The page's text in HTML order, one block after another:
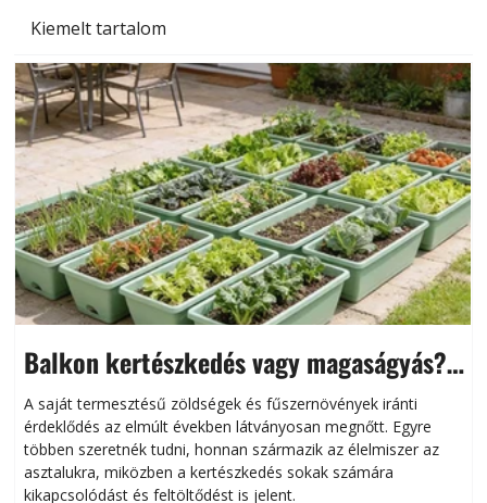
Kiemelt tartalom
Balkon kertészkedés vagy magaságyás?
Helytakarékos kertészkedés
A saját termesztésű zöldségek és fűszernövények iránti
érdeklődés az elmúlt években látványosan megnőtt. Egyre
többen szeretnék tudni, honnan származik az élelmiszer az
asztalukra, miközben a kertészkedés sokak számára
kikapcsolódást és feltöltődést is jelent.